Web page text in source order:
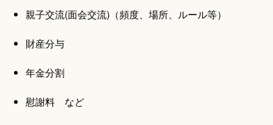
親子交流(面会交流)（頻度、場所、ルール等）
財産分与
年金分割
慰謝料 など